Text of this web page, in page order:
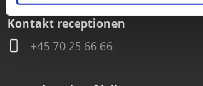
Kontakt receptionen
+45 70 25 66 66